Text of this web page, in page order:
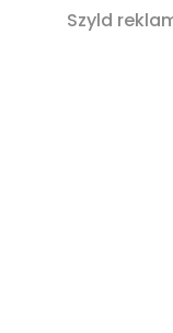
Szyld